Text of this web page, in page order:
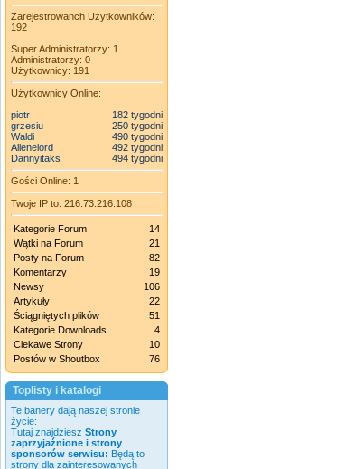
Zarejestrowanch Uzytkowników:
192
Super Administratorzy: 1
Administratorzy: 0
Użytkownicy: 191
Użytkownicy Online:
piotr
182 tygodni
grzesiu
250 tygodni
Waldi
490 tygodni
Allenelord
492 tygodni
Dannyitaks
494 tygodni
Gości Online: 1
Twoje IP to: 216.73.216.108
Kategorie Forum
14
Wątki na Forum
21
Posty na Forum
82
Komentarzy
19
Newsy
106
Artykuły
22
Ściągniętych plików
51
Kategorie Downloads
4
Ciekawe Strony
10
Postów w Shoutbox
76
Toplisty i katalogi
Te banery dają naszej stronie
życie:
Tutaj znajdziesz Strony
zaprzyjaźnione i strony
sponsorów serwisu: Będą to
strony dla zainteresowanych